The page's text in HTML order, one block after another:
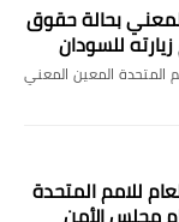
بحالة حقوق
للسودان
المتحدة المعين المعني
للامم المتحدة